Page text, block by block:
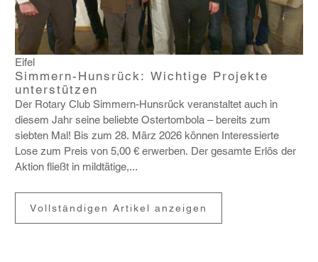
Eifel
Simmern-Hunsrück: Wichtige Projekte
unterstützen
Der Rotary Club Simmern-Huns­rück veran­staltet auch in
diesem Jahr seine beliebte Oster­tom­bola – bereits zum
siebten Mal! Bis zum 28. März 2026 können Inter­es­sierte
Lose zum Preis von 5,00 € erwerben. Der gesamte Erlös der
Aktion fließt in mild­tä­tige,...
Vollständigen Artikel anzeigen